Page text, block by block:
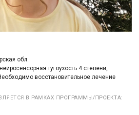
обл.
тугоухость 4 степени,
восстановительное лечение
В РАМКАХ ПРОГРАММЫ/ПРОЕКТА: